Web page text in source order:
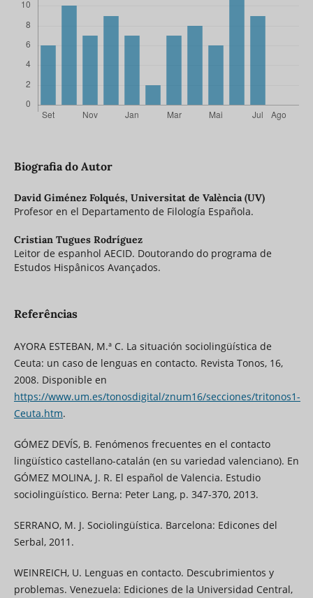
Biografia do Autor
David Giménez Folqués, Universitat de València (UV)
Profesor en el Departamento de Filología Española.
Cristian Tugues Rodríguez
Leitor de espanhol AECID. Doutorando do programa de
Estudos Hispânicos Avançados.
Referências
AYORA ESTEBAN, M.ª C. La situación sociolingüística de
Ceuta: un caso de lenguas en contacto. Revista Tonos, 16,
2008. Disponible en
https://www.um.es/tonosdigital/znum16/secciones/tritonos1-
Ceuta.htm.
GÓMEZ DEVÍS, B. Fenómenos frecuentes en el contacto
lingüístico castellano-catalán (en su variedad valenciano). En
GÓMEZ MOLINA, J. R. El español de Valencia. Estudio
sociolingüístico. Berna: Peter Lang, p. 347-370, 2013.
SERRANO, M. J. Sociolingüística. Barcelona: Edicones del
Serbal, 2011.
WEINREICH, U. Lenguas en contacto. Descubrimientos y
problemas. Venezuela: Ediciones de la Universidad Central,